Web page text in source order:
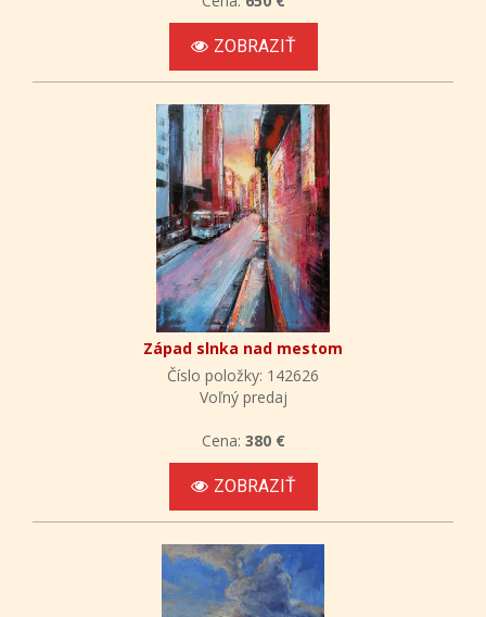
ZOBRAZIŤ
Západ slnka nad mestom
Číslo položky: 142626
Voľný predaj
Cena: 380 €
ZOBRAZIŤ